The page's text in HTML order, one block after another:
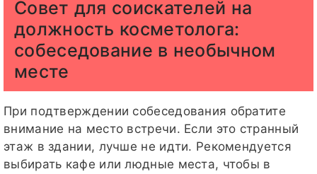
Совет для соискателей на
должность косметолога:
собеседование в необычном
месте
При подтверждении собеседования обратите
внимание на место встречи. Если это странный
этаж в здании, лучше не идти. Рекомендуется
выбирать кафе или людные места, чтобы в